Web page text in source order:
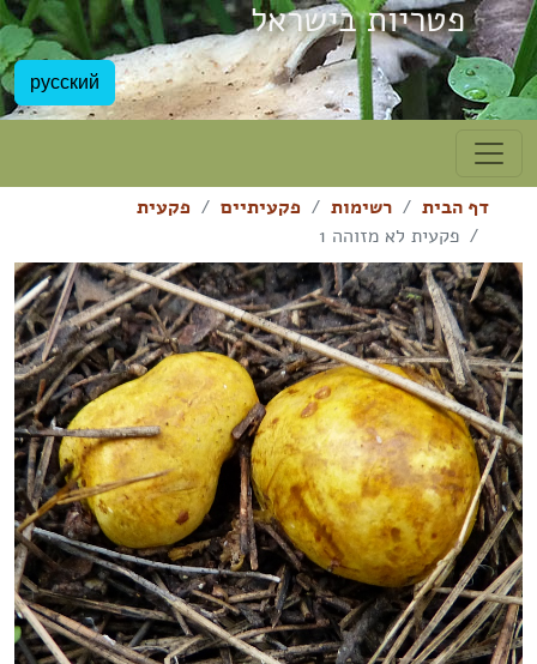
פטריות בישראל
русский
דף הבית רשימות פקעיתיים
פקעית
פקעית לא מזוהה 1